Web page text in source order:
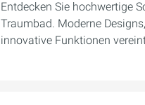
Entdecken Sie hochwertige
Traumbad. Moderne
innovative Funktionen